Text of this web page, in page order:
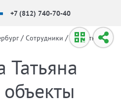
+7 (812) 740-70-40
/ Сотрудники / Солдаткова
Татьяна